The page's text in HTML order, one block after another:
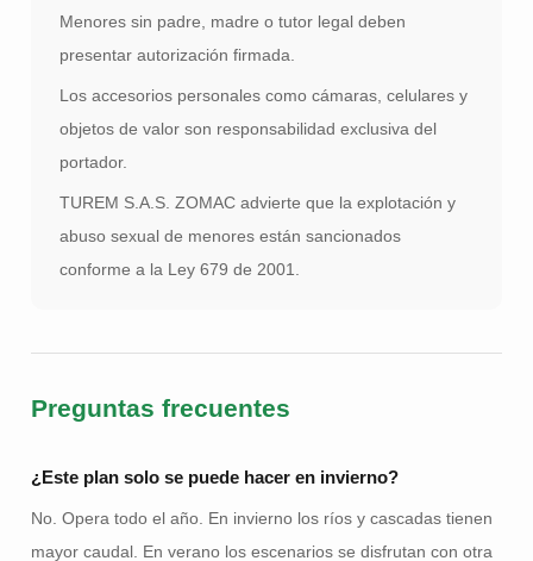
Menores sin padre, madre o tutor legal deben
presentar autorización firmada.
Los accesorios personales como cámaras, celulares y
objetos de valor son responsabilidad exclusiva del
portador.
TUREM S.A.S. ZOMAC advierte que la explotación y
abuso sexual de menores están sancionados
conforme a la Ley 679 de 2001.
Preguntas frecuentes
¿Este plan solo se puede hacer en invierno?
No. Opera todo el año. En invierno los ríos y cascadas tienen
mayor caudal. En verano los escenarios se disfrutan con otra